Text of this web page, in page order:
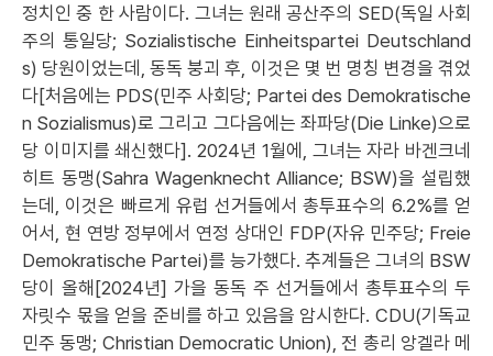
정치인 중 한 사람이다. 그녀는 원래 공산주의 SED(독일 사회
주의 통일당; Sozialistische Einheitspartei Deutschland
s) 당원이었는데, 동독 붕괴 후, 이것은 몇 번 명칭 변경을 겪었
다[처음에는 PDS(민주 사회당; Partei des Demokratische
n Sozialismus)로 그리고 그다음에는 좌파당(Die Linke)으로
당 이미지를 쇄신했다]. 2024년 1월에, 그녀는 자라 바겐크네
히트 동맹(Sahra Wagenknecht Alliance; BSW)을 설립했
는데, 이것은 빠르게 유럽 선거들에서 총투표수의 6.2%를 얻
어서, 현 연방 정부에서 연정 상대인 FDP(자유 민주당; Freie
Demokratische Partei)를 능가했다. 추계들은 그녀의 BSW
당이 올해[2024년] 가을 동독 주 선거들에서 총투표수의 두
자릿수 몫을 얻을 준비를 하고 있음을 암시한다. CDU(기독교
민주 동맹; Christian Democratic Union), 전 총리 앙겔라 메